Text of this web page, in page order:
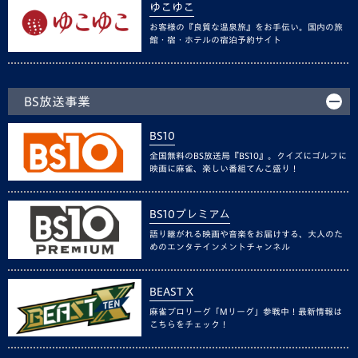
ゆこゆこ
お客様の『良質な温泉旅』をお手伝い。国内の旅
館・宿・ホテルの宿泊予約サイト
BS放送事業
BS10
全国無料のBS放送局『BS10』。クイズにゴルフに
映画に麻雀、楽しい番組てんこ盛り！
BS10プレミアム
語り継がれる映画や音楽をお届けする、大人のた
めのエンタテインメントチャンネル
BEAST X
麻雀プロリーグ「Mリーグ」参戦中！最新情報は
こちらをチェック！